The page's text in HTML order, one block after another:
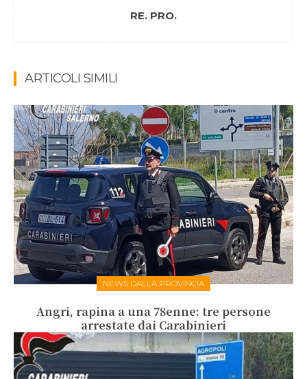
RE. PRO.
ARTICOLI SIMILI
NEWS DALLA PROVINCIA
Angri, rapina a una 78enne: tre persone
arrestate dai Carabinieri